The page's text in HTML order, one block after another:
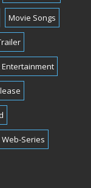
Movie Songs
Entertainment
Web-Series